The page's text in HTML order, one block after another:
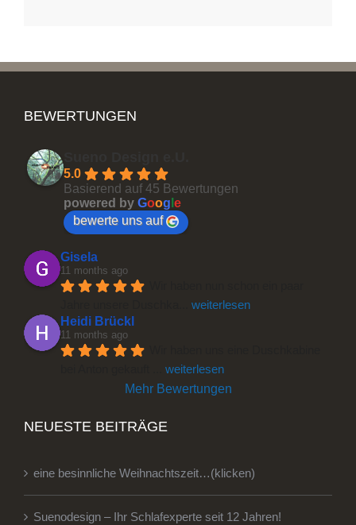
BEWERTUNGEN
5.0
Basierend auf 45 Bewertungen
powered by Goog e
bewerte uns auf
Gisela
11 months ago
weiterlesen
Heidi Brückl
11 months ago
weiterlesen
Mehr Bewertungen
NEUESTE BEITRÄGE
eine besinnliche Weihnachtszeit…(klicken)
Suenodesign – Ihr Schlafexperte seit 12 Jahren!